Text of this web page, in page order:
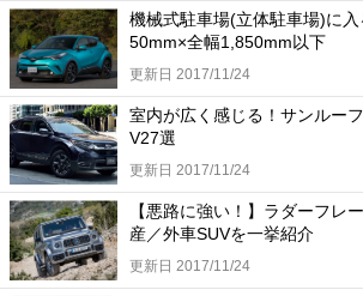
機械式駐車場(立体駐車場)に
50mm×全幅1,850mm以下
更新日 2017/11/24
室内が広く感じる！サンルー
V27選
更新日 2017/11/24
【悪路に強い！】ラダーフレ
産／外車SUVを一挙紹介
更新日 2017/11/24